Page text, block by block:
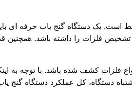
است. یک دستگاه گنج یاب حرفه ای
تشخیص فلزات را داشته باشد.
فلزات کشف شده باشد. با توجه به
دستگاه، کل عملکرد دستگاه گنج